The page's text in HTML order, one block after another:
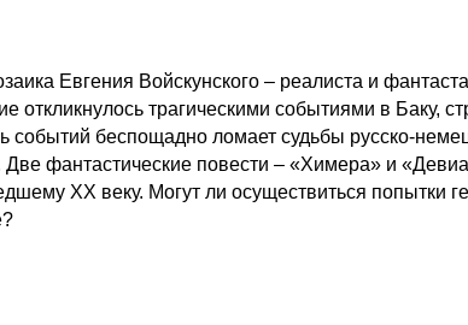
Евгения Войскунского – реалиста и
откликнулось трагическими событиями в
беспощадно ломает судьбы русско-
фантастические повести – «Химера» и
ХХ веку. Могут ли осуществиться попытки